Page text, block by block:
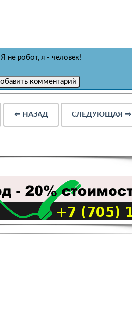
Я не робот, я - человек!
⇐ НАЗАД СЛЕДУЮЩАЯ ⇒